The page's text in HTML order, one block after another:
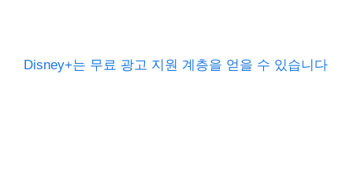
Disney+는 무료 광고 지원 계층을 얻을 수 있습니다